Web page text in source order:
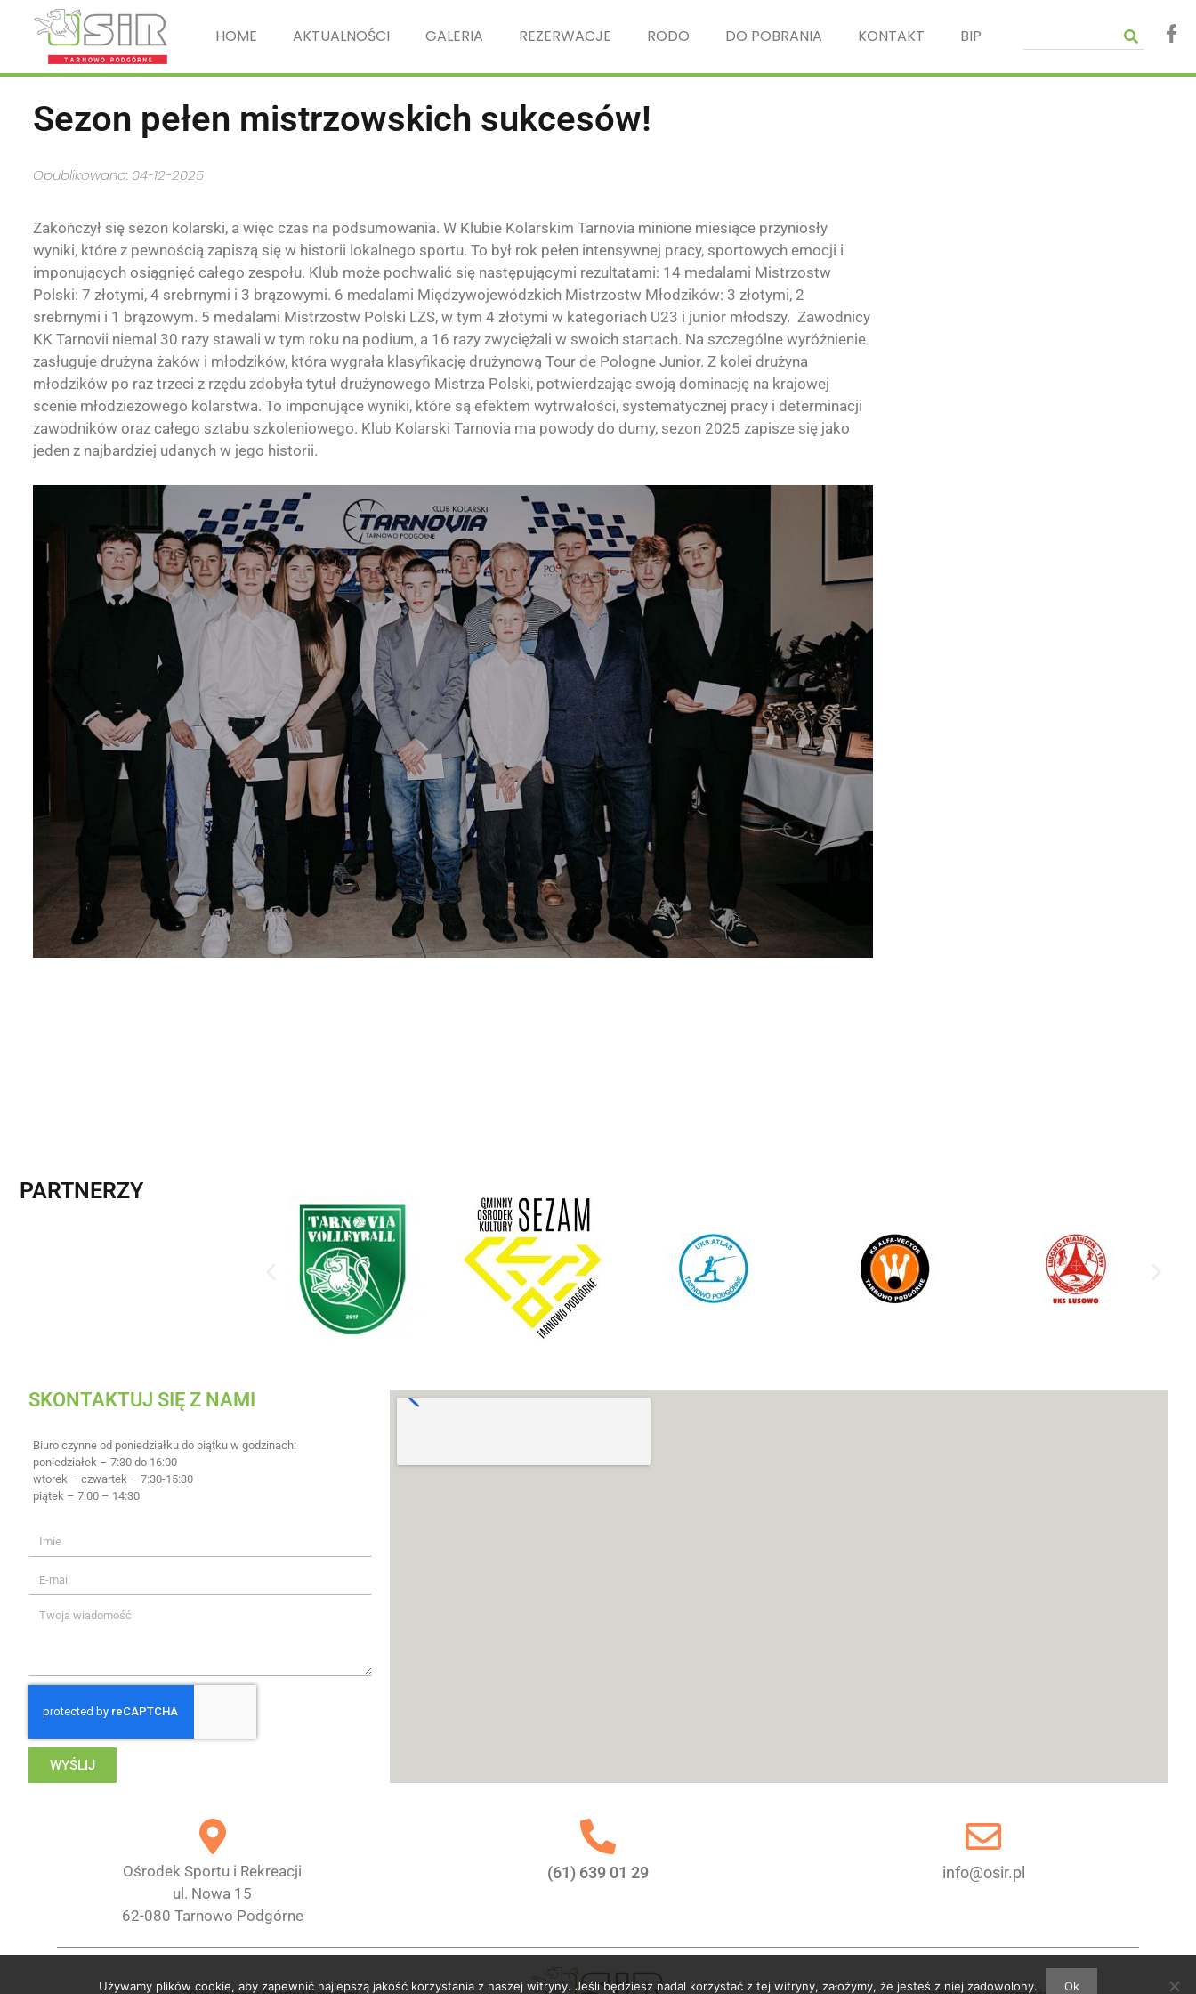
HOME AKTUALNOŚCI GALERIA REZERWACJE RODO DO POBRANIA KONTAKT BIP
Sezon pełen mistrzowskich sukcesów!
Opublikowano: 04-12-2025
Zakończył się sezon kolarski, a więc czas na podsumowania. W Klubie Kolarskim Tarnovia minione miesiące przyniosły
wyniki, które z pewnością zapiszą się w historii lokalnego sportu. To był rok pełen intensywnej pracy, sportowych emocji i
imponujących osiągnięć całego zespołu. Klub może pochwalić się następującymi rezultatami: 14 medalami Mistrzostw
Polski: 7 złotymi, 4 srebrnymi i 3 brązowymi. 6 medalami Międzywojewódzkich Mistrzostw Młodzików: 3 złotymi, 2
srebrnymi i 1 brązowym. 5 medalami Mistrzostw Polski LZS, w tym 4 złotymi w kategoriach U23 i junior młodszy. Zawodnicy
KK Tarnovii niemal 30 razy stawali w tym roku na podium, a 16 razy zwyciężali w swoich startach. Na szczególne wyróżnienie
zasługuje drużyna żaków i młodzików, która wygrała klasyfikację drużynową Tour de Pologne Junior. Z kolei drużyna
młodzików po raz trzeci z rzędu zdobyła tytuł drużynowego Mistrza Polski, potwierdzając swoją dominację na krajowej
scenie młodzieżowego kolarstwa. To imponujące wyniki, które są efektem wytrwałości, systematycznej pracy i determinacji
zawodników oraz całego sztabu szkoleniowego. Klub Kolarski Tarnovia ma powody do dumy, sezon 2025 zapisze się jako
jeden z najbardziej udanych w jego historii.
PARTNERZY
SKONTAKTUJ SIĘ Z NAMI
Biuro czynne od poniedziałku do piątku w godzinach:
poniedziałek – 7:30 do 16:00
wtorek – czwartek – 7:30-15:30
piątek – 7:00 – 14:30
WYŚLIJ
Ośrodek Sportu i Rekreacji
ul. Nowa 15
62-080 Tarnowo Podgórne
(61) 639 01 29 info@osir.pl
Używamy plików cookie, aby zapewnić najlepszą jakość korzystania z naszej witryny. Jeśli będziesz nadal korzystać z tej witryny, założymy, że jesteś z niej zadowolony. Ok